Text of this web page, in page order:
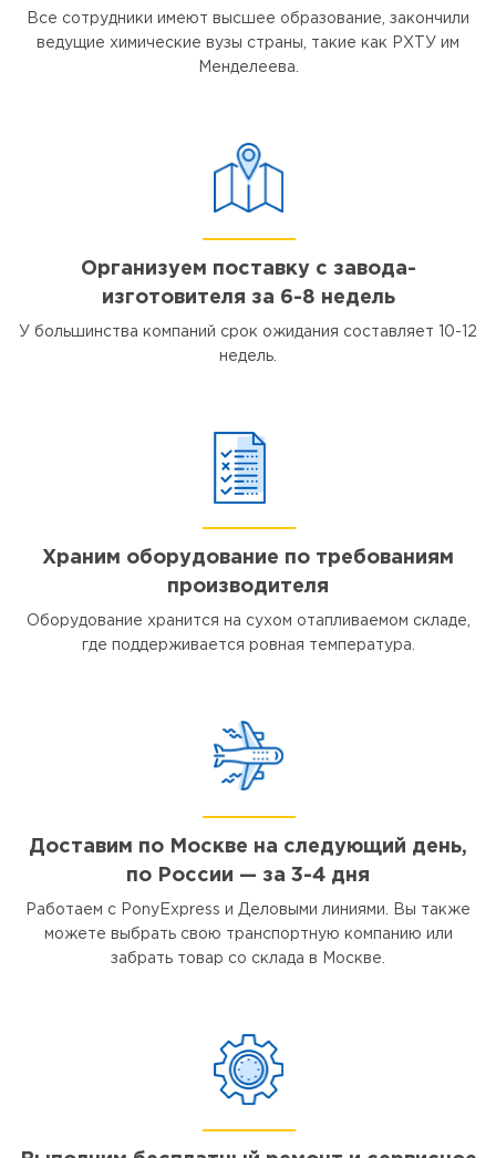
Все сотрудники имеют высшее образование, закончили
ведущие химические вузы страны, такие как РХТУ им
Менделеева.
Организуем поставку с завода-
изготовителя за 6-8 недель
У большинства компаний срок ожидания составляет 10-12
недель.
Храним оборудование по требованиям
производителя
Оборудование хранится на сухом отапливаемом складе,
где поддерживается ровная температура.
Доставим по Москве на следующий день,
по России — за 3-4 дня
Работаем с PonyExpress и Деловыми линиями. Вы также
можете выбрать свою транспортную компанию или
забрать товар со склада в Москве.